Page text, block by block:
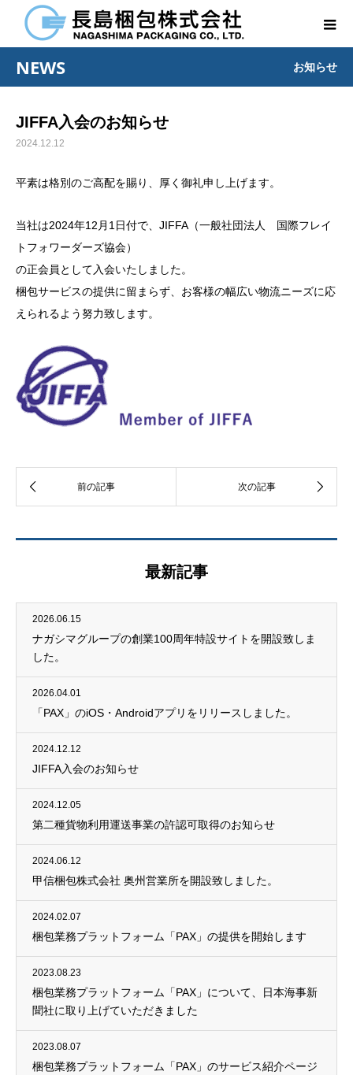
NEWS お知らせ
JIFFA入会のお知らせ
2024.12.12
平素は格別のご高配を賜り、厚く御礼申し上げます。
当社は2024年12月1日付で、 JIFFA（一般社団法人 国際フレイ
トフォワーダーズ協会）
の正会員として入会いたしました。
梱包サービスの提供に留まらず、お客様の幅広い物流ニーズに応
えられるよう努力致します。
最新記事
2026.06.15
ナガシマグループの創業100周年特設サイトを開設致しま
した。
2026.04.01
「PAX」のiOS・Androidアプリをリリースしました。
2024.12.12
JIFFA入会のお知らせ
2024.12.05
第二種貨物利用運送事業の許認可取得のお知らせ
2024.06.12
甲信梱包株式会社 奥州営業所を開設致しました。
2024.02.07
梱包業務プラットフォーム「PAX」の提供を開始します
2023.08.23
梱包業務プラットフォーム「PAX」について、日本海事新
聞社に取り上げていただきました
2023.08.07
梱包業務プラットフォーム「PAX」のサービス紹介ページ